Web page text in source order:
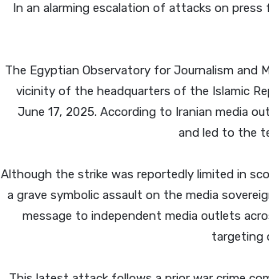
In an alarming escalation of attacks on
The Egyptian Observatory for Journalism and
vicinity of the headquarters of the Islamic
June 17, 2025. According to Iranian media
and led to the
Although the strike was reportedly limited in
a grave symbolic assault on the media
message to independent media outlets
targeting